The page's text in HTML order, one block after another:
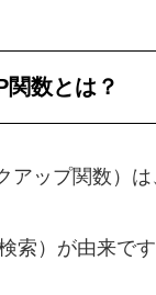
数とは？
ップ関数）
索）が由来で